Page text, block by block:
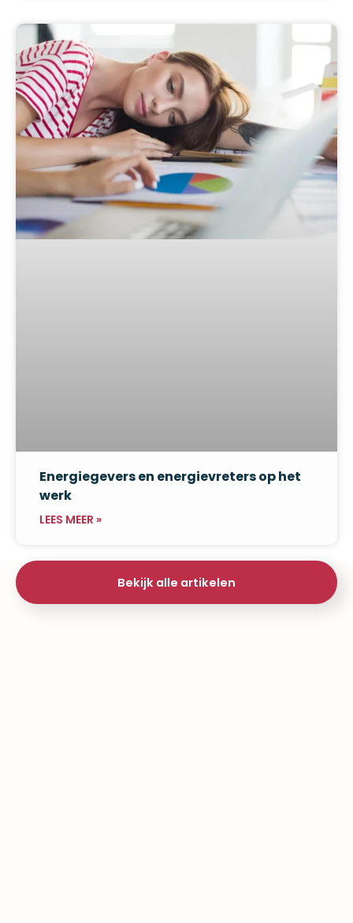
Energiegevers en energievreters op het
werk
LEES MEER »
Bekijk alle artikelen